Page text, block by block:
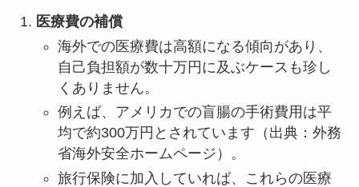
医療費の補償
海外での医療費は高額になる傾向があり、
自己負担額が数十万円に及ぶケースも珍し
くありません。
例えば、アメリカでの盲腸の手術費用は平
均で約300万円とされています（出典：外務
省海外安全ホームページ）。
旅行保険に加入していれば、これらの医療